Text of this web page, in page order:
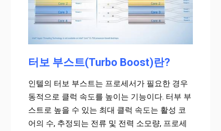
터보 부스트(Turbo Boost)란?
인텔의 터보 부스트는 프로세서가 필요한 경우
동적으로 클럭 속도를 높이는 기능이다. 터부 부
스트로 높을 수 있는 최대 클럭 속도는 활성 코
어의 수, 추정되는 전류 및 전력 소모량, 프로세